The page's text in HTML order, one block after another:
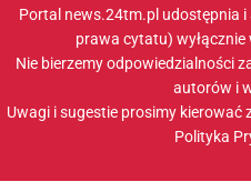
Portal news.24tm.pl udostępnia
prawa cytatu)
Nie bierzemy odpowiedzialności
autorów i
Uwagi i sugestie prosimy kierować
Polityka